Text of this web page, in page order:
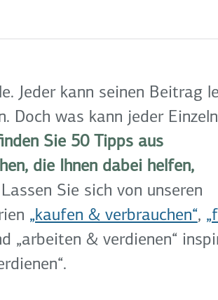
Jeder kann seinen Beitrag
Doch was kann jeder
Sie 50 Tipps aus
die Ihnen dabei helfen,
Sie sich von unseren
„kaufen & verbrauchen“,
„arbeiten & verdienen“